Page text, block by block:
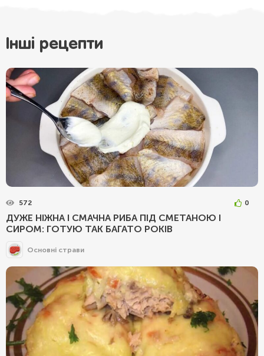
Інші рецепти
572 0
ДУЖЕ НІЖНА І СМАЧНА РИБА ПІД СМЕТАНОЮ І
СИРОМ: ГОТУЮ ТАК БАГАТО РОКІВ
Основні страви